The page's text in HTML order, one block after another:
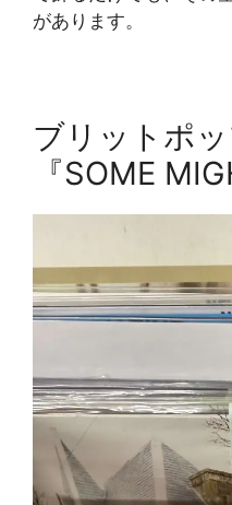
があります。
ブリットポ
『SOME